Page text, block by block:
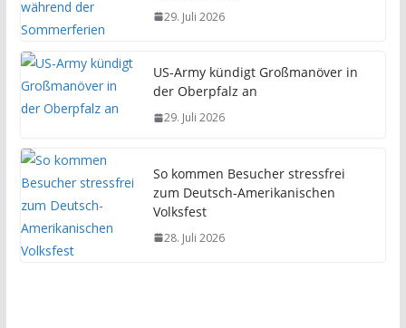
29. Juli 2026
US-Army kündigt Großmanöver in
der Oberpfalz an
29. Juli 2026
So kommen Besucher stressfrei
zum Deutsch-Amerikanischen
Volksfest
28. Juli 2026